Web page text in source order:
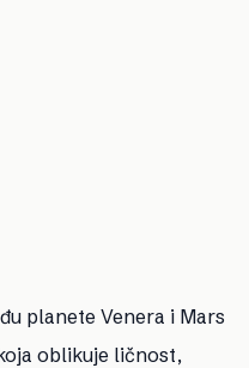
planete Venera i Mars
oblikuje ličnost,